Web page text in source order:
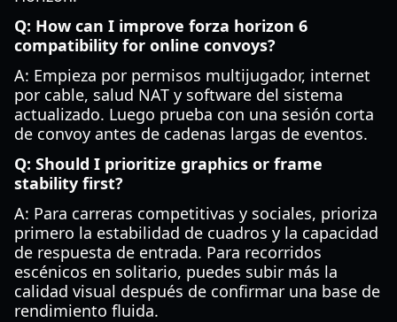
Q: How can I improve forza horizon 6
compatibility for online convoys?
A: Empieza por permisos multijugador, internet
por cable, salud NAT y software del sistema
actualizado. Luego prueba con una sesión corta
de convoy antes de cadenas largas de eventos.
Q: Should I prioritize graphics or frame
stability first?
A: Para carreras competitivas y sociales, prioriza
primero la estabilidad de cuadros y la capacidad
de respuesta de entrada. Para recorridos
escénicos en solitario, puedes subir más la
calidad visual después de confirmar una base de
rendimiento fluida.